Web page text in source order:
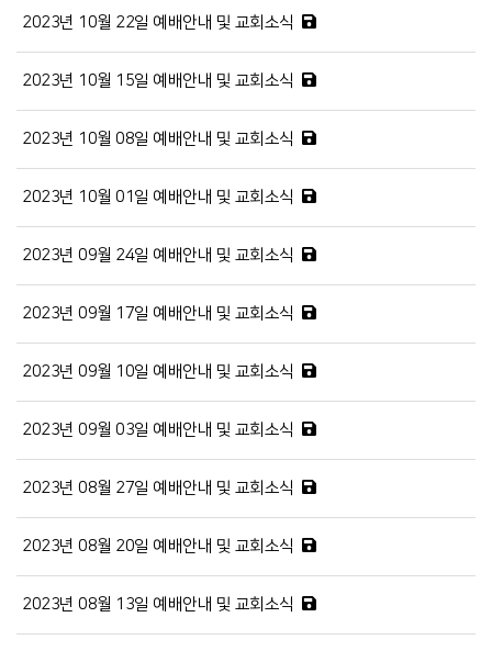
2023년 10월 22일 예배안내 및 교회소식
2023년 10월 15일 예배안내 및 교회소식
2023년 10월 08일 예배안내 및 교회소식
2023년 10월 01일 예배안내 및 교회소식
2023년 09월 24일 예배안내 및 교회소식
2023년 09월 17일 예배안내 및 교회소식
2023년 09월 10일 예배안내 및 교회소식
2023년 09월 03일 예배안내 및 교회소식
2023년 08월 27일 예배안내 및 교회소식
2023년 08월 20일 예배안내 및 교회소식
2023년 08월 13일 예배안내 및 교회소식